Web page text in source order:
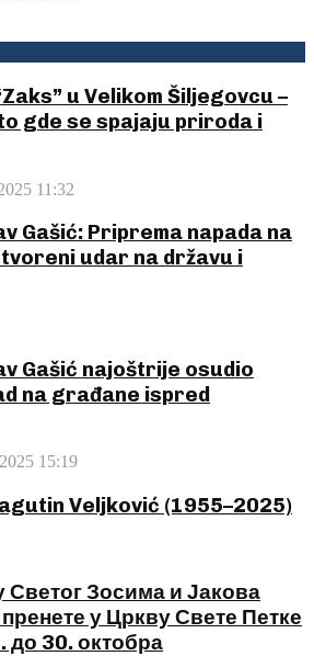
u Velikom Šiljegovcu –
gde se spajaju priroda i
11:32
Gašić: Priprema napada na
udar na državu i
Gašić najoštrije osudio
na građane ispred
15:19
Veljković (1955–2025)
Зосима и Јакова
у Цркву Свете Петке
до 30. октобра